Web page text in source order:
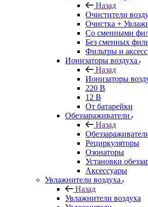
Назад
Очистители
Очистка +
Cо сменными
Без сменных
Фильтры и
Ионизаторы воздуха
Назад
Ионизаторы
220 В
12 В
От батарейки
Обеззараживатели
Назад
Рециркуляторы
Озонаторы
Установки
Аксессуары
Увлажнители воздуха
Назад
Увлажнители воздуха